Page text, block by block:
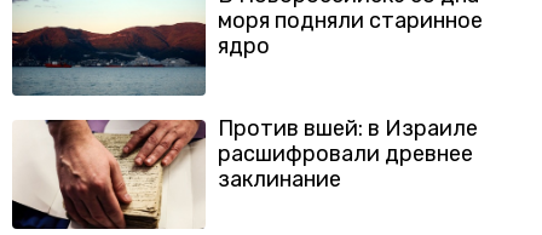
моря подняли старинное
ядро
Против вшей: в Израиле
расшифровали древнее
заклинание